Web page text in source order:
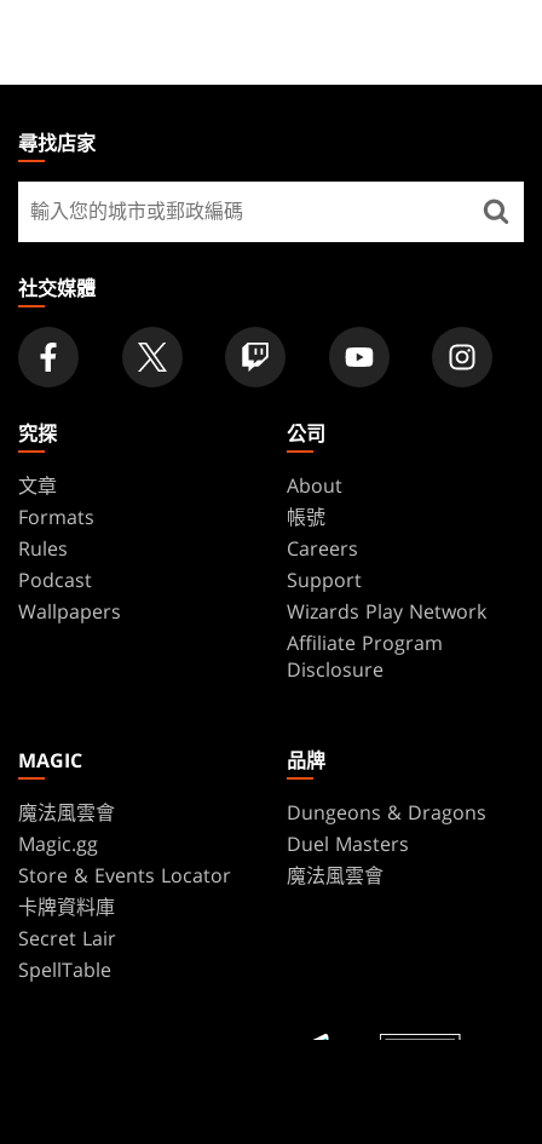
THE
GATHERING
FOOTER
尋找店家
尋
找
家
社交媒體
究探
文章
Formats
Rules
Podcast
Wallpapers
公司
About
帳號
Careers
Support
Wizards Play Network
Affiliate Program
Disclosure
MAGIC
魔法風雲會
Magic.gg
Store & Events Locator
卡牌資料庫
Secret Lair
SpellTable
品牌
Dungeons & Dragons
Duel Masters
魔法風雲會